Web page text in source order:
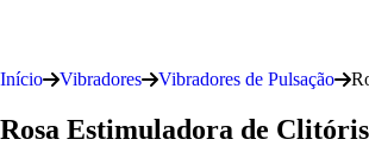
Início Vibradores Vibradores de Pulsação
Rosa Estimuladora de Clitóris